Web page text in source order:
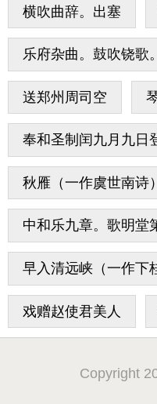
横吹曲辞。出塞
乐府杂曲。鼓吹铙歌
送郑州周司空
奉和圣制闰九月九日
秋雁（一作虞世南诗）
中和乐九章。歌明堂
早入清远峡（一作下
戏赠赵使君美人
Copyright